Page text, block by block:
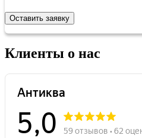
Оставить заявку
Клиенты о нас